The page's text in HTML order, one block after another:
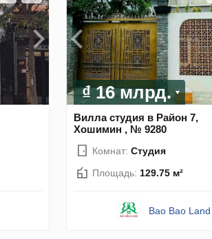
₫ 16 млрд.
Вилла студия в Район 7,
Хошимин , № 9280
Комнат: Студия
Площадь: 129.75 м²
Bao Bao Land